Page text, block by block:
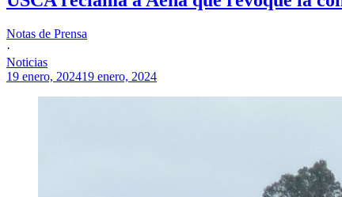
Notas de Prensa
·
Noticias
19 enero, 202419 enero, 2024